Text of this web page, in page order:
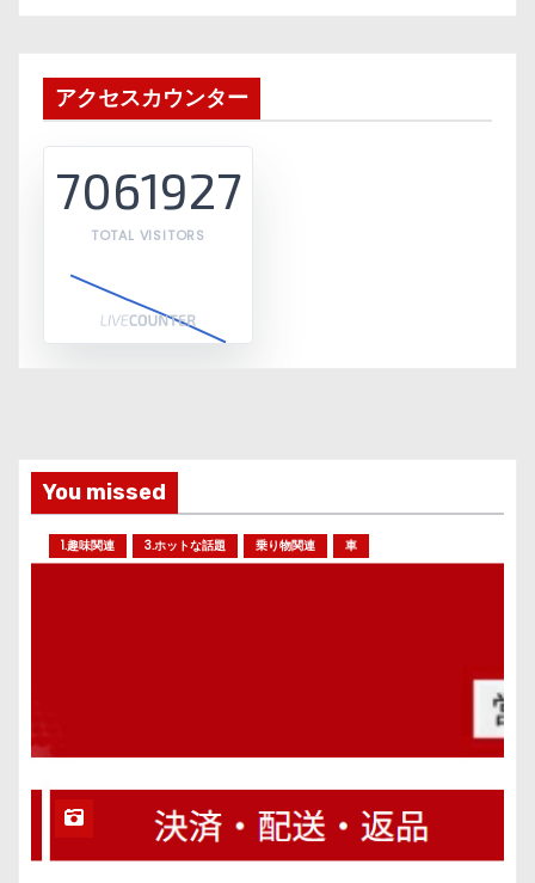
アクセスカウンター
7061927
TOTAL VISITORS
You missed
1.趣味関連 3.ホットな話題 乗り物関連 車